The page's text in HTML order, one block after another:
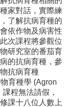
家對話，實際練
了解抗病育種的
依作物及病害性
次課程將參觀位
研究室的番茄育
的抗病育種，參
抗病育種
育種學 (Agron
程無法請假，
課十八位人數上